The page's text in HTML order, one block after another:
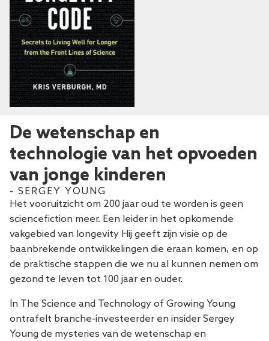
De wetenschap en
technologie van het opvoeden
van jonge kinderen
- SERGEY YOUNG
Het vooruitzicht om 200 jaar oud te worden is geen
sciencefiction meer. Een leider in het opkomende
vakgebied van longevity Hij geeft zijn visie op de
baanbrekende ontwikkelingen die eraan komen, en op
de praktische stappen die we nu al kunnen nemen om
gezond te leven tot 100 jaar en ouder.
In The Science and Technology of Growing Young
ontrafelt branche-investeerder en insider Sergey
Young de mysteries van de wetenschap en